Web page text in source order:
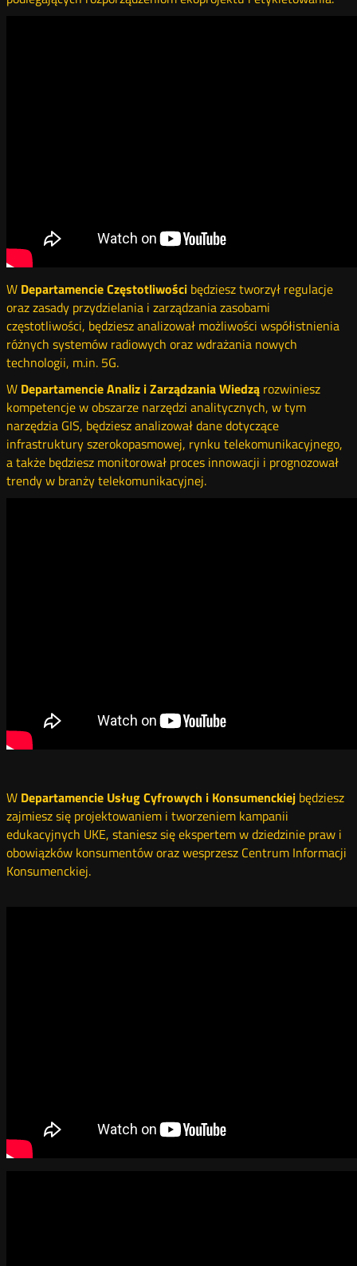
W Departamencie Częstotliwościbędziesz tworzył regulacje
oraz zasady przydzielania i zarządzania zasobami
częstotliwości, będziesz analizował możliwości współistnienia
różnych systemów radiowych oraz wdrażania nowych
technologii, m.in. 5G.
W Departamencie Analiz i Zarządzania Wiedząrozwiniesz
kompetencje w obszarze narzędzi analitycznych, w tym
narzędzia GIS, będziesz analizował dane dotyczące
infrastruktury szerokopasmowej, rynku telekomunikacyjnego,
a także będziesz monitorował proces innowacji i prognozował
trendy w branży telekomunikacyjnej.
W Departamencie Usług Cyfrowych i Konsumenckiejbędziesz
zajmiesz się projektowaniem i tworzeniem kampanii
edukacyjnych UKE, staniesz się ekspertem w dziedzinie praw i
obowiązków konsumentów oraz wesprzesz Centrum Informacji
Konsumenckiej.